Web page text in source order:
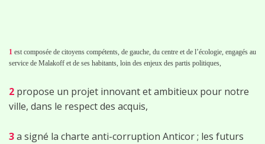
1 est composée de citoyens compétents, de gauche, du centre et de l’écologie, engagés au
service de Malakoff et de ses habitants, loin des enjeux des partis politiques,
2 propose un projet innovant et ambitieux pour notre
ville, dans le respect des acquis,
3a signé la charte anti-corruption Anticor ; les futurs